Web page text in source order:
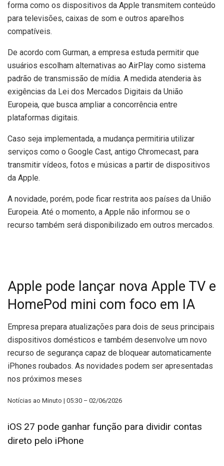
forma como os dispositivos da Apple transmitem conteúdo
para televisões, caixas de som e outros aparelhos
compatíveis.
De acordo com Gurman, a empresa estuda permitir que
usuários escolham alternativas ao AirPlay como sistema
padrão de transmissão de mídia. A medida atenderia às
exigências da Lei dos Mercados Digitais da União
Europeia, que busca ampliar a concorrência entre
plataformas digitais.
Caso seja implementada, a mudança permitiria utilizar
serviços como o Google Cast, antigo Chromecast, para
transmitir vídeos, fotos e músicas a partir de dispositivos
da Apple.
A novidade, porém, pode ficar restrita aos países da União
Europeia. Até o momento, a Apple não informou se o
recurso também será disponibilizado em outros mercados.
Apple pode lançar nova Apple TV e
HomePod mini com foco em IA
Empresa prepara atualizações para dois de seus principais
dispositivos domésticos e também desenvolve um novo
recurso de segurança capaz de bloquear automaticamente
iPhones roubados. As novidades podem ser apresentadas
nos próximos meses
Notícias ao Minuto | 05:30 – 02/06/2026
iOS 27 pode ganhar função para dividir contas
direto pelo iPhone